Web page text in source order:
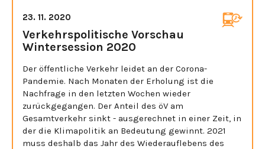
23. 11. 2020
Verkehrspolitische Vorschau
Wintersession 2020
Der öffentliche Verkehr leidet an der Corona-
Pandemie. Nach Monaten der Erholung ist die
Nachfrage in den letzten Wochen wieder
zurückgegangen. Der Anteil des öV am
Gesamtverkehr sinkt - ausgerechnet in einer Zeit, in
der die Klimapolitik an Bedeutung gewinnt. 2021
muss deshalb das Jahr des Wiederauflebens des